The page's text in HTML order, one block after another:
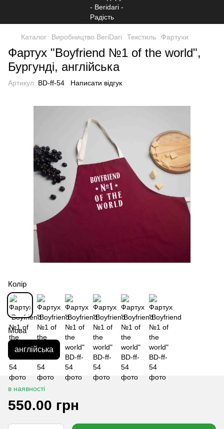
Каталог Виробництво BeriDari Текстиль Фартухи
Фартух "Boyfriend №1 of the world",
Бургунді, англійська
Артикул: BD-ff-54 Написати відгук
Колір
Мова
англійська
в наявності
550.00 грн